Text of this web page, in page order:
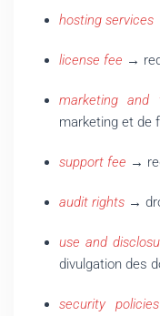
hosting services
license fee →
marketing and
marketing et de
support fee →
audit rights →
use and
divulgation des
security